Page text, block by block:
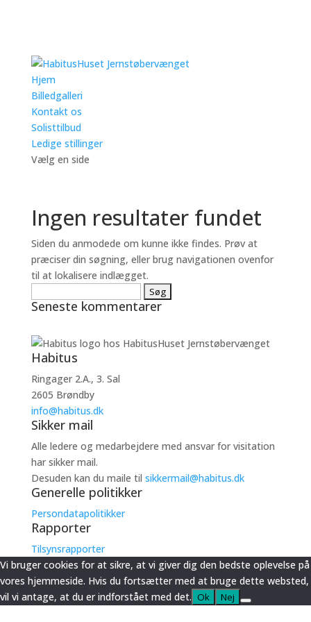
Hjem
Billedgalleri
Kontakt os
Solisttilbud
Ledige stillinger
Vælg en side
Ingen resultater fundet
Siden du anmodede om kunne ikke findes. Prøv at
præciser din søgning, eller brug navigationen ovenfor
til at lokalisere indlægget.
efter:
Seneste kommentarer
Habitus
Ringager 2.A., 3. Sal
2605 Brøndby
info@habitus.dk
Sikker mail
Alle ledere og medarbejdere med ansvar for visitation
har sikker mail.
Desuden kan du maile til sikkermail@habitus.dk
Generelle politikker
Persondatapolitikker
Rapporter
Tilsynsrapporter
Vi bruger cookies for at sikre, at vi giver dig den bedste oplevelse på
vores hjemmeside. Hvis du fortsætter med at bruge dette websted,
vil vi antage, at du er indforstået med det. Ok Nej